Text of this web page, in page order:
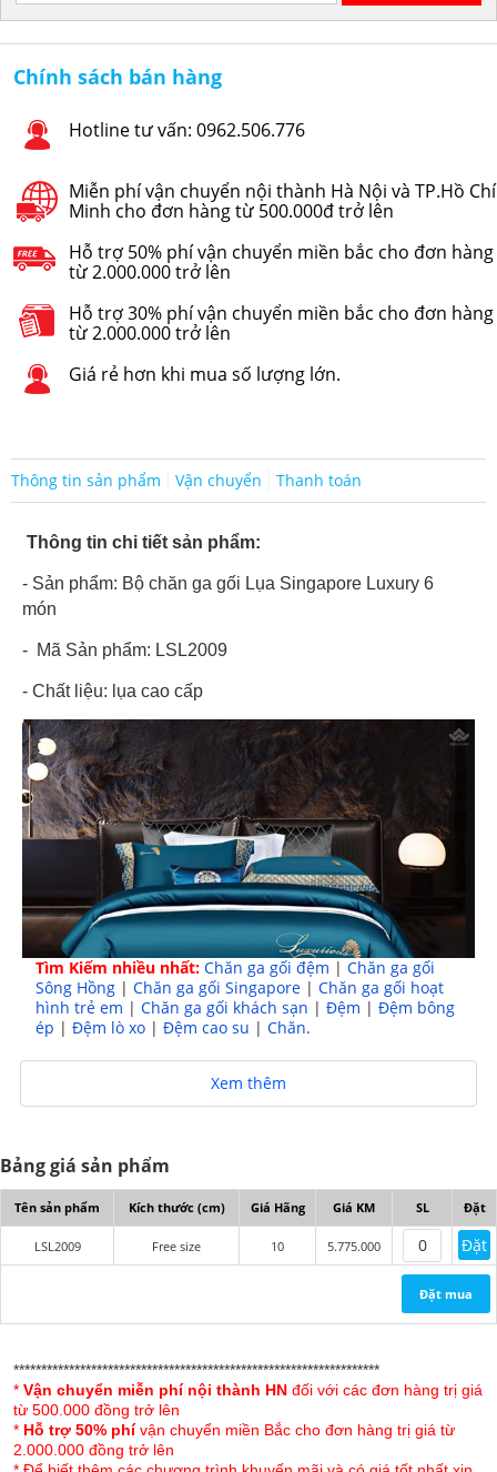
Chính sách bán hàng
Hotline tư vấn: 0962.506.776
Miễn phí vận chuyển nội thành Hà Nội và TP.Hồ Chí
Minh cho đơn hàng từ 500.000đ trở lên
Hỗ trợ 50% phí vận chuyển miền bắc cho đơn hàng
từ 2.000.000 trở lên
Hỗ trợ 30% phí vận chuyển miền bắc cho đơn hàng
từ 2.000.000 trở lên
Giá rẻ hơn khi mua số lượng lớn.
Thông tin sản phẩm Vận chuyển Thanh toán
Thông tin chi tiết sản phẩm:
- Sản phẩm: Bộ chăn ga gối Lụa Singapore Luxury 6
món
- Mã Sản phẩm: LSL2009
- Chất liệu: lụa cao cấp
Bộ chăn ga gối Lụa Singapore Luxury 6 món LSL 2009
- 01 ga tấm phủ chần bông free size
- 02 vỏ gối nằm 50x70cm
- 02 vỏ gối tựa 60x60cm
Tìm Kiếm nhiều nhất: Chăn ga gối đệm | Chăn ga gối
Sông Hồng | Chăn ga gối Singapore | Chăn ga gối hoạt
hình trẻ em | Chăn ga gối khách sạn | Đệm | Đệm bông
ép | Đệm lò xo | Đệm cao su | Chăn.
Xem thêm
Bảng giá sản phẩm
Tên sản phẩm Kích thước (cm) Giá Hãng Giá KM SL Đặt
LSL2009 Free size 10 5.775.000 Đặt
Đặt mua
******************************************************************
* Vận chuyển miễn phí nội thành HN đối với các đơn hàng trị giá
từ 500.000 đồng trở lên
* Hỗ trợ 50% phívận chuyển miền Bắc cho đơn hàng trị giá từ
2.000.000 đồng trở lên